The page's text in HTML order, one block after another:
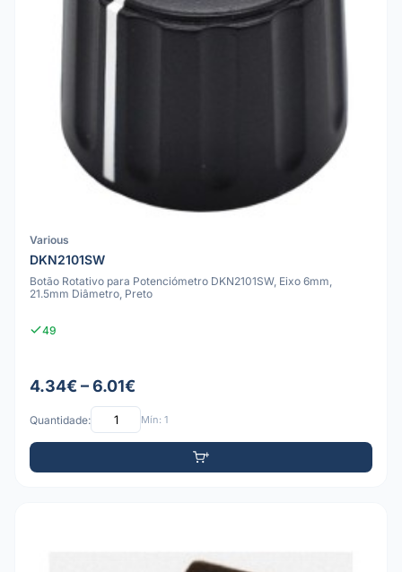
Various
DKN2101SW
Botão Rotativo para Potenciómetro DKN2101SW, Eixo 6mm,
21.5mm Diâmetro, Preto
49
4.34€ – 6.01€
Quantidade: Mín: 1